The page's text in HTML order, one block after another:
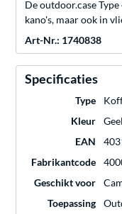
De outdoor.case
kano's, maar ook in
Art-Nr.: 1740838
Specificaties
Type
Kleur
Geel
EAN
Fabrikantcode
Geschikt voor
Toepassing